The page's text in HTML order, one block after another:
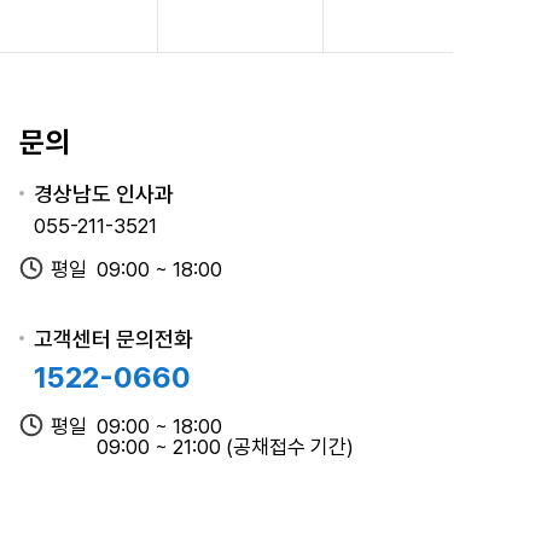
문의
경상남도 인사과
055-211-3521
평일 09:00 ~ 18:00
고객센터 문의전화
1522-0660
평일 09:00 ~ 18:00
09:00 ~ 21:00 (공채접수 기간)